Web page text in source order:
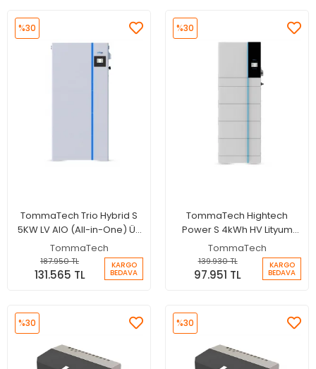
TommaTech Trio Hybrid S
5KW LV AIO (All-in-One) Üç
Faz Hibrit İnverter
TommaTech
%30
187.950 TL
131.565 TL
KARGO
BEDAVA
TommaTech Hightech
Power S 4kWh HV Lityum
Batarya
TommaTech
%30
139.930 TL
97.951 TL
KARGO
BEDAVA
%30 %30